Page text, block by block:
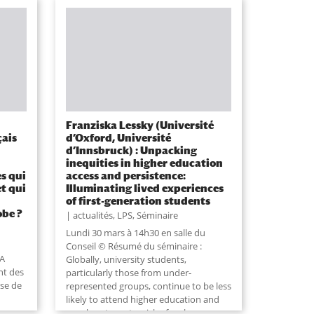
qui
qui
?
des
de
Franziska Lessky (Université
d’Oxford, Université
d’Innsbruck) : Unpacking
inequities in higher education
access and persistence:
Illuminating lived experiences
of first-generation students
actualités, LPS,Séminaire
Lundi 30 mars à 14h30 en salle du
Conseil © Résumé du séminaire :
Globally, university students,
particularly those from under-
represented groups, continue to be less
likely to attend higher education and